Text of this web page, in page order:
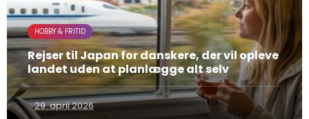
HOBBY & FRITID
Rejser til Japan for danskere, der vil opleve
landet uden at planlægge alt selv
29. april 2026